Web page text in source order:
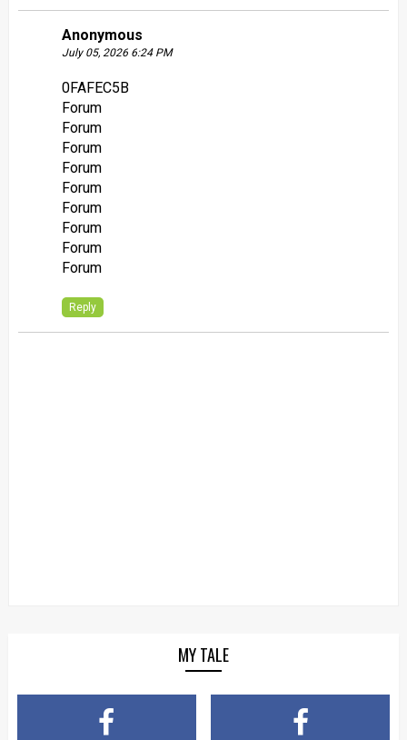
Anonymous
July 05, 2026 6:24 PM
0FAFEC5B
Forum
Forum
Forum
Forum
Forum
Forum
Forum
Forum
Forum
Reply
MY TALE